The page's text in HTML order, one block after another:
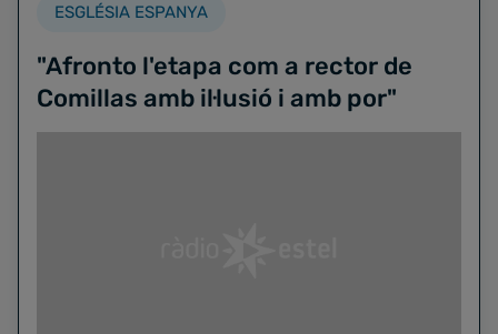
ESGLÉSIA ESPANYA
"Afronto l'etapa com a rector de
Comillas amb il·lusió i amb por"